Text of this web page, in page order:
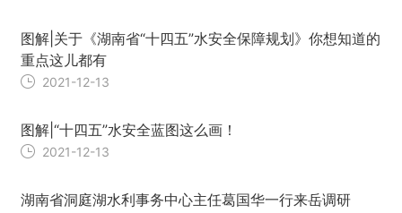
图解|关于《湖南省“十四五”水安全保障规划》你想知道的
重点这儿都有
2021-12-13
图解|“十四五”水安全蓝图这么画！
2021-12-13
湖南省洞庭湖水利事务中心主任葛国华一行来岳调研